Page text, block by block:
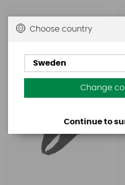
Mystic
Mystic Impact Cap
Choose country
Sweden
Change
Continue to